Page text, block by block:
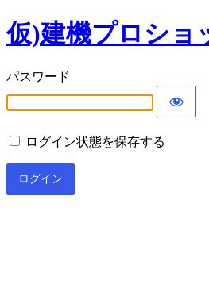
仮)建機プロショ
パスワード
ログイン状態を保存する